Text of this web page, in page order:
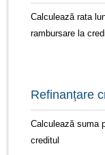
Calculează rata
rambursare la
Refinanțare
Calculează suma
creditul